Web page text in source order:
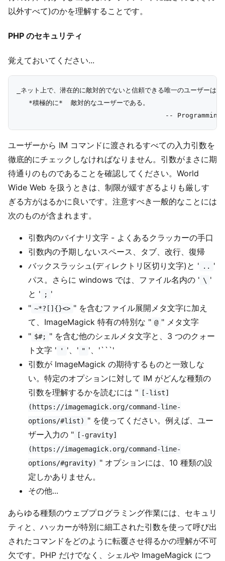
以外すべて)のかを理解することです。
PHP のセキュリティ
覚えておいてください...
_ネット上で、潜在的に敵対的でないと信頼できる唯一のユーザーは、
   *積極的に*  敵対的なユーザーである。
ユーザーから IM コマンドに渡されるすべての入力引数を
徹底的にチェックしなければなりません。引数がまさに期
待通りのものであることを確認してください。World
Wide Web を扱うときは、制限が緩すぎるよりも厳しす
ぎる方がはるかに良いです。注意すべき一般的なことには
次のものが含まれます。
引数内のバイナリ文字 - よくあるクラッカーの手口
引数内の予期しないスペース、タブ、改行、復帰
バックスラッシュ(ディレクトリ区切り文字)と '
..
'
パス。さらに windows では、ファイル名内の ' \ '
と '
; '
" ~*?[]{}<> " を含むファイル展開メタ文字に加え
て、ImageMagick 特有の特別な " @ " メタ文字
" $#; " を含む他のシェルメタ文字と、3 つのクォー
ト文字 '
' '、' " '、'```'
引数が ImageMagick の期待するものと一致しな
い。特定のオプションに対して IM がどんな種類の
引数を理解するかを読むには "
[-list]
(https://imagemagick.org/command-line-
options/#list) " を使ってください。例えば、ユー
ザー入力の "
[-gravity]
(https://imagemagick.org/command-line-
options/#gravity) " オプションには、10 種類の設
定しかありません。
その他...
あらゆる種類のウェブプログラミング作業には、セキュリ
ティと、ハッカーが特別に細工された引数を使って呼び出
されたコマンドをどのように転覆させ得るかの理解が不可
欠です。PHP だけでなく、シェルや ImageMagick につ